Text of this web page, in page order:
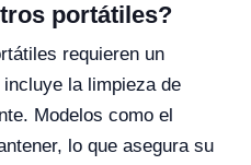
portátiles?
requieren un
la limpieza de
Modelos como el
lo que asegura su